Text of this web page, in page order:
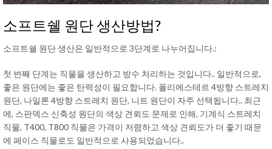
소프트쉘 원단 생산방법?
소프트쉘 원단 생산은 일반적으로 3단계로 나누어집니다.:
첫 번째 단계는 직물을 생산하고 방수 처리하는 것입니다.. 일반적으로,
좋은 원단에는 좋은 탄력성이 필요합니다. 폴리에스테르 4방향 스트레치
원단, 나일론 4방향 스트레치 원단, 니트 원단이 자주 선택됩니다.. 최근
에, 스판덱스 신축성 원단의 색상 견뢰도 문제로 인해, 기계식 스트레치
직물, T400, T800 직물은 가격이 저렴하고 색상 견뢰도가 더 좋기 때문
에 페이스 직물로도 일반적으로 사용되었습니다..